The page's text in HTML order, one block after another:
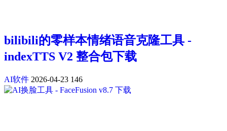
bilibili的零样本情绪语音克隆工具 -
indexTTS V2 整合包下载
AI软件 2026-04-23 146